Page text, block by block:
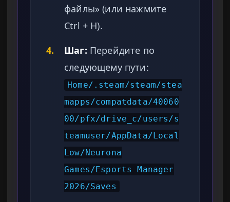
файлы» (или нажмите
Ctrl + H).
4.
Шаг: Перейдите по
следующему пути:
Home/.steam/steam/stea
mapps/compatdata/40060
00/pfx/drive_c/users/s
teamuser/AppData/Local
Low/Neurona
Games/Esports Manager
2026/Saves